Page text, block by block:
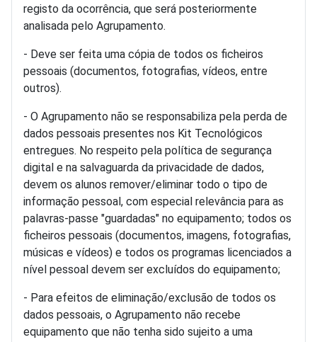
registo da ocorrência, que será posteriormente
analisada pelo Agrupamento.
- Deve ser feita uma cópia de todos os ficheiros
pessoais (documentos, fotografias, vídeos, entre
outros).
- O Agrupamento não se responsabiliza pela perda de
dados pessoais presentes nos Kit Tecnológicos
entregues. No respeito pela política de segurança
digital e na salvaguarda da privacidade de dados,
devem os alunos remover/eliminar todo o tipo de
informação pessoal, com especial relevância para as
palavras-passe "guardadas" no equipamento; todos os
ficheiros pessoais (documentos, imagens, fotografias,
músicas e vídeos) e todos os programas licenciados a
nível pessoal devem ser excluídos do equipamento;
- Para efeitos de eliminação/exclusão de todos os
dados pessoais, o Agrupamento não recebe
equipamento que não tenha sido sujeito a uma